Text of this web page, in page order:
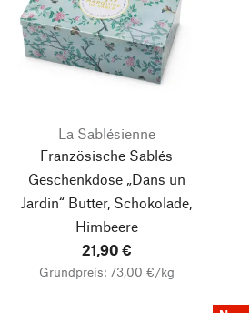
La Sablésienne
Französische Sablés
Geschenkdose „Dans un
Jardin“ Butter, Schokolade,
Himbeere
21,90 €
Grundpreis: 73,00 €/kg